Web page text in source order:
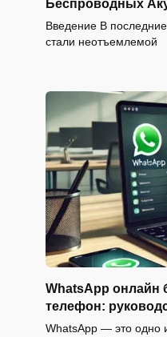
Беспроводных
Введение В
стали неотъемлемой
WhatsApp онлайн
телефон:
WhatsApp — это одно